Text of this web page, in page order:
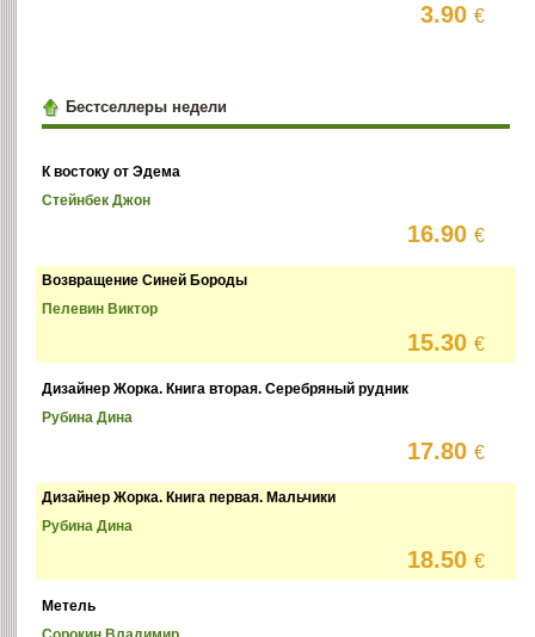
3.90€
Бестселлеры недели
К востоку от Эдема
Стейнбек Джон
16.90€
Возвращение Синей Бороды
Пелевин Виктор
15.30€
Дизайнер Жорка. Книга вторая. Серебряный рудник
Рубина Дина
17.80€
Дизайнер Жорка. Книга первая. Мальчики
Рубина Дина
18.50€
Метель